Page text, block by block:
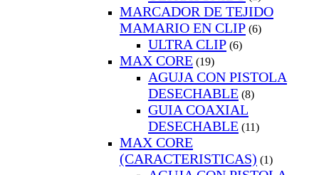
MARCADOR DE TEJIDO
MAMARIO EN CLIP (6)
ULTRA CLIP (6)
MAX CORE (19)
AGUJA CON PISTOLA
DESECHABLE (8)
GUIA COAXIAL
DESECHABLE (11)
MAX CORE
(CARACTERISTICAS) (1)